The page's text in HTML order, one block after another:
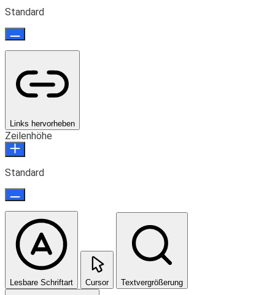
Standard
Links hervorheben
Zeilenhöhe
Standard
Lesbare Schriftart Cursor Textvergrößerung